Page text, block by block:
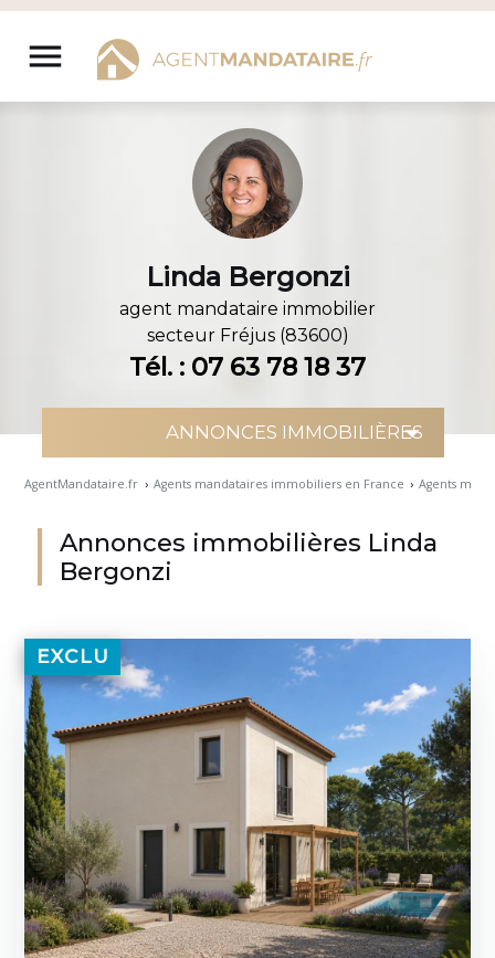
Aller
contenu
menu
Linda Bergonzi
agent mandataire immobilier
secteur Fréjus (83600)
Tél. : 07 63 78 18 37
AgentMandataire.fr › Agents mandataires immobiliers en France › Agents
Annonces immobilières Linda
Bergonzi
EXCLU